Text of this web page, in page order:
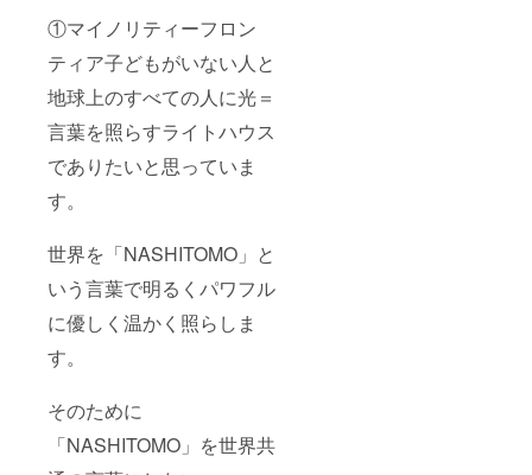
①マイノリティーフロン
ティア子どもがいない人と
地球上のすべての人に光＝
言葉を照らすライトハウス
でありたいと思っていま
す。
世界を「NASHITOMO」と
いう言葉で明るくパワフル
に優しく温かく照らしま
す。
そのために
「NASHITOMO」を世界共